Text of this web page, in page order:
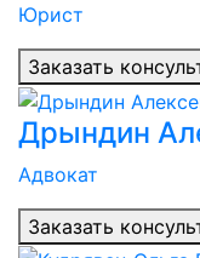
Юрист
Заказать
Дрындин
Адвокат
Заказать